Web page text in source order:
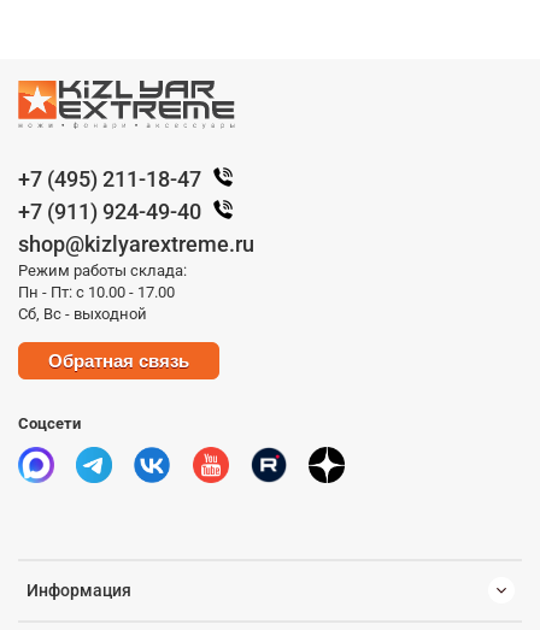
Информация
+7 (495) 211-18-47
+7 (911) 924-49-40
shop@kizlyarextreme.ru
Режим работы склада:
Пн - Пт: с 10.00 - 17.00
Сб, Вс - выходной
Обратная связь
Соцсети